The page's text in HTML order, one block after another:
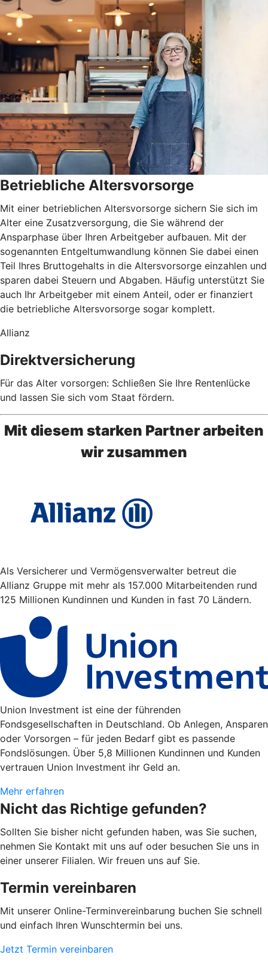
Betriebliche Altersvorsorge
Mit einer betrieblichen Altersvorsorge sichern Sie sich im
Alter eine Zusatzversorgung, die Sie während der
Ansparphase über Ihren Arbeitgeber aufbauen. Mit der
sogenannten Entgeltumwandlung können Sie dabei einen
Teil Ihres Bruttogehalts in die Altersvorsorge einzahlen und
sparen dabei Steuern und Abgaben. Häufig unterstützt Sie
auch Ihr Arbeitgeber mit einem Anteil, oder er finanziert
die betriebliche Altersvorsorge sogar komplett.
Allianz
Direktversicherung
Für das Alter vorsorgen: Schließen Sie Ihre Rentenlücke
und lassen Sie sich vom Staat fördern.
Mit diesem starken Partner arbeiten
wir zusammen
Als Versicherer und Vermögensverwalter betreut die
Allianz Gruppe mit mehr als 157.000 Mitarbeitenden rund
125 Millionen Kundinnen und Kunden in fast 70 Ländern.
Union Investment ist eine der führenden
Fondsgesellschaften in Deutschland. Ob Anlegen, Ansparen
oder Vorsorgen – für jeden Bedarf gibt es passende
Fondslösungen. Über 5,8 Millionen Kundinnen und Kunden
vertrauen Union Investment ihr Geld an.
Mehr erfahren
Nicht das Richtige gefunden?
Sollten Sie bisher nicht gefunden haben, was Sie suchen,
nehmen Sie Kontakt mit uns auf oder besuchen Sie uns in
einer unserer Filialen. Wir freuen uns auf Sie.
Termin vereinbaren
Mit unserer Online-Terminvereinbarung buchen Sie schnell
und einfach Ihren Wunschtermin bei uns.
Jetzt Termin vereinbaren